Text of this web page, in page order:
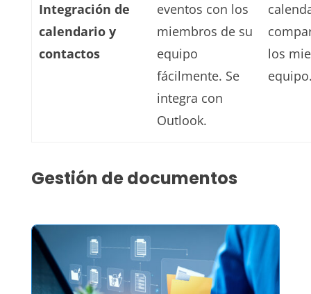
Integración de
calendario y
contactos
eventos con los
miembros de su
equipo
fácilmente. Se
integra con
Outlook.
los
Gestión de documentos